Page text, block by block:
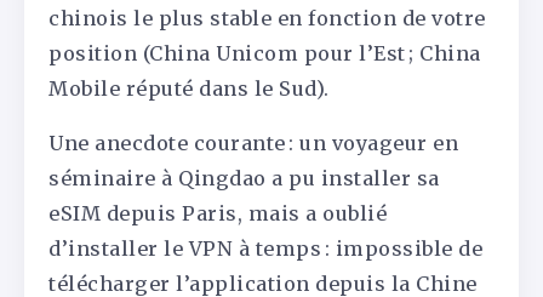
chinois le plus stable en fonction de votre
position (China Unicom pour l’Est ; China
Mobile réputé dans le Sud).
Une anecdote courante : un voyageur en
séminaire à Qingdao a pu installer sa
eSIM depuis Paris, mais a oublié
d’installer le VPN à temps : impossible de
télécharger l’application depuis la Chine